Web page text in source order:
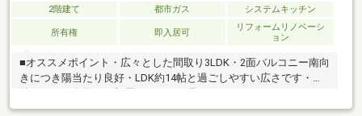
2階建て 都市ガス システムキッチン
所有権 即入居可
リフォームリノベーシ
ョン
■オススメポイント・広々とした間取り3LDK・2面バルコニー南向
きにつき陽当たり良好・LDK約14帖と過ごしやすい広さです・収
小、中学校が徒歩10分圏内にあり、お子様の通学も安心です■リ